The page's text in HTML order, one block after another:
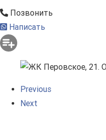
Позвонить
Написать
Previous
Next